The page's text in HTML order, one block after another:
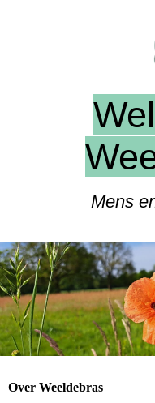
Mens
Over Weeldebras